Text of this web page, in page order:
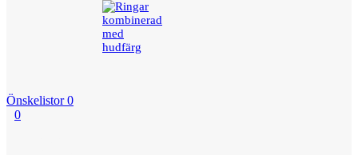
Önskelistor 0
0